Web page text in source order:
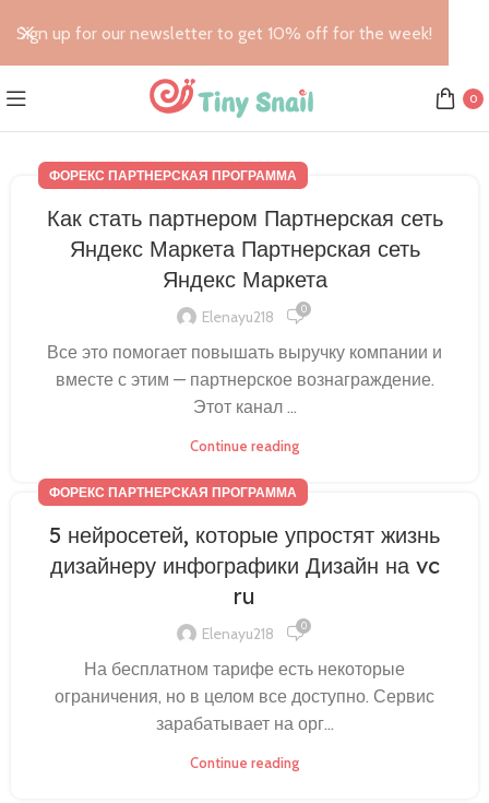
0
ФОРЕКС ПАРТНЕРСКАЯ ПРОГРАММА
Как стать партнером Партнерская сеть
Яндекс Маркета Партнерская сеть
Яндекс Маркета
Elenayu218 0
Все это помогает повышать выручку компании и
вместе с этим — партнерское вознаграждение.
Этот канал ...
Continue reading
ФОРЕКС ПАРТНЕРСКАЯ ПРОГРАММА
5 нейросетей, которые упростят жизнь
дизайнеру инфографики Дизайн на vc
ru
Elenayu218 0
На бесплатном тарифе есть некоторые
ограничения, но в целом все доступно. Сервис
зарабатывает на орг...
Continue reading
Sign up for our newsletter to get 10% off for the week!